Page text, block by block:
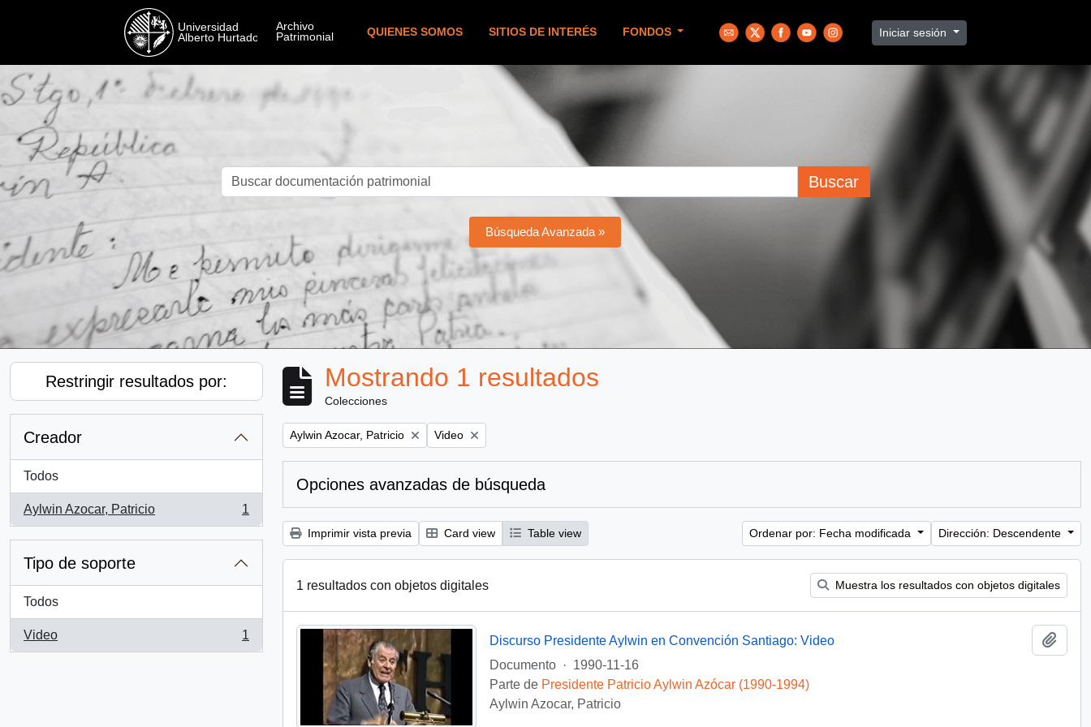
QUIENES SOMOS SITIOS DE INTERÉS FONDOS Iniciar sesión
Buscar
Búsqueda Avanzada »
Restringir resultados por:
Creador
Todos
Aylwin Azocar, Patricio
, 1 resultados
1
Tipo de soporte
Todos
Video
, 1 resultados
1
Mostrando 1 resultados
Colecciones
Remove filter:
Aylwin Azocar, Patricio Remove filter:
Video
Opciones avanzadas de búsqueda
Imprimir vista previa Card view Table view Ordenar por: Fecha modificada Dirección: Descendente
1 resultados con objetos digitales Muestra los resultados con objetos digitales
Discurso Presidente Aylwin en Convención Santiago: Video
Documento
· 1990-11-16
Parte de Presidente Patricio Aylwin Azócar (1990-1994)
Aylwin Azocar, Patricio